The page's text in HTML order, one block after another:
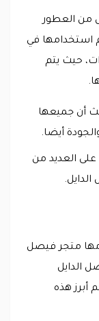
من العطور
استخدامها في
حيث يتم
أن جميعها
أيضا.
العديد من
متجر فيصل
الدايل
أبرز هذه